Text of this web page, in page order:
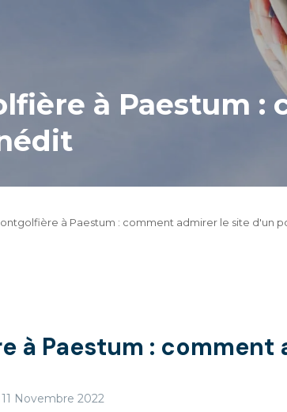
à Paestum
à Paestum : comment admirer le site d'un
à Paestum :
11 Novembre 2022